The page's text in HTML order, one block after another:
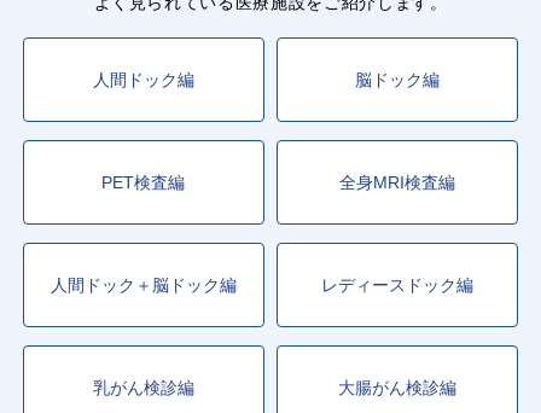
人間ドック編 脳ドック編
PET検査編 全身MRI検査編
人間ドック＋脳ドック編 レディースドック編
乳がん検診編 大腸がん検診編